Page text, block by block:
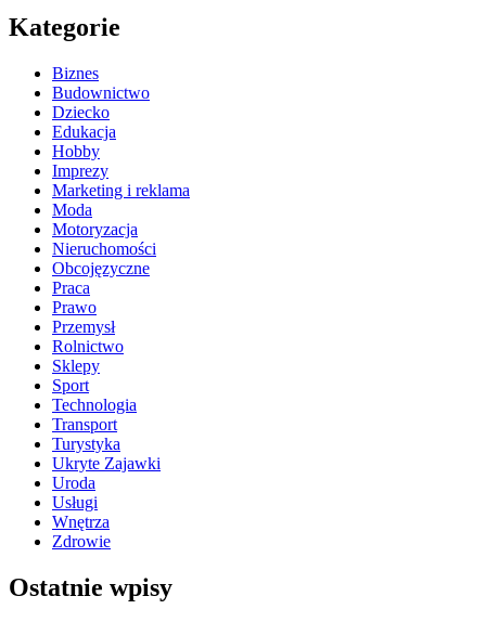
Kategorie
Biznes
Budownictwo
Dziecko
Edukacja
Hobby
Imprezy
Marketing i reklama
Moda
Motoryzacja
Nieruchomości
Obcojęzyczne
Praca
Prawo
Przemysł
Rolnictwo
Sklepy
Sport
Technologia
Transport
Turystyka
Ukryte Zajawki
Uroda
Usługi
Wnętrza
Zdrowie
Ostatnie wpisy